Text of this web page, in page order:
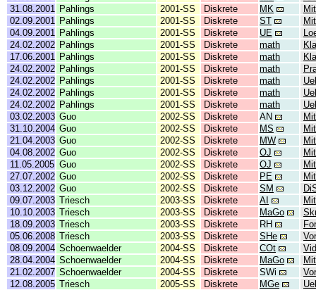
31.08.2001
Pahlings 2001-SS Diskrete MK
02.09.2001
Pahlings 2001-SS Diskrete ST
04.09.2001
Pahlings 2001-SS Diskrete UE
24.02.2002 Pahlings 2001-SS Diskrete math
17.06.2001
Pahlings 2001-SS Diskrete math
24.02.2002 Pahlings 2001-SS Diskrete math
24.02.2002 Pahlings 2001-SS Diskrete math
24.02.2002 Pahlings 2001-SS Diskrete math
24.02.2002 Pahlings 2001-SS Diskrete math
03.02.2003 Guo 2002-SS Diskrete AN
31.10.2004 Guo 2002-SS Diskrete MS
21.04.2003 Guo 2002-SS Diskrete MW
04.08.2002 Guo 2002-SS Diskrete OJ
11.05.2005 Guo 2002-SS Diskrete OJ
27.07.2002 Guo 2002-SS Diskrete PE
03.12.2002 Guo 2002-SS Diskrete SM
09.07.2003 Triesch 2003-SS Diskrete AI
10.10.2003 Triesch 2003-SS Diskrete MaGo
18.09.2003 Triesch 2003-SS Diskrete RH
05.06.2008 Triesch 2003-SS Diskrete SHe
08.09.2004 Schoenwaelder 2004-SS Diskrete COt
28.04.2004 Schoenwaelder 2004-SS Diskrete MaGo
21.02.2007 Schoenwaelder 2004-SS Diskrete SWi
12.08.2005 Triesch 2005-SS Diskrete MGe